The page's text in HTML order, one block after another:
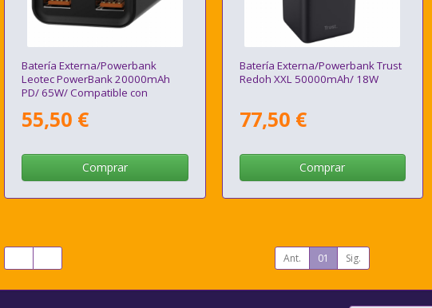
Batería Externa/Powerbank
Leotec PowerBank 20000mAh
PD/ 65W/ Compatible con
55,50 €
Comprar
Batería Externa/Powerbank Trust
Redoh XXL 50000mAh/ 18W
77,50 €
Comprar
Ant. 01 Sig.